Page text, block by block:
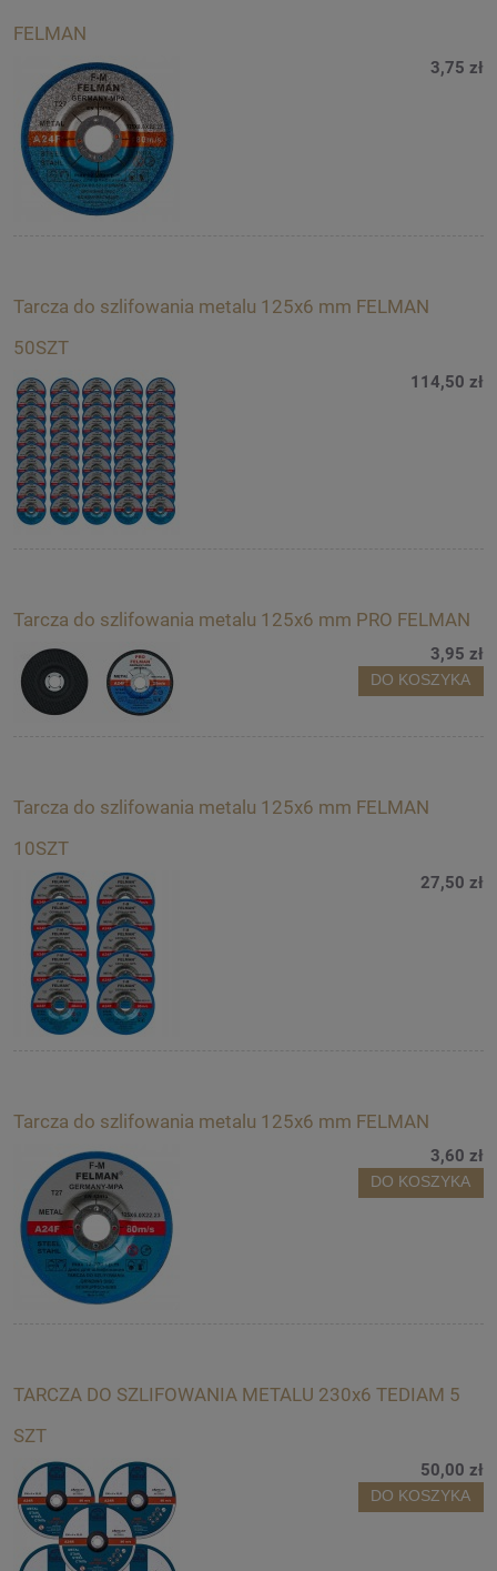
FELMAN
3,75 zł
Tarcza do szlifowania metalu 125x6 mm FELMAN
50SZT
114,50 zł
Tarcza do szlifowania metalu 125x6 mm PRO FELMAN
3,95 zł
DO KOSZYKA
Tarcza do szlifowania metalu 125x6 mm FELMAN
10SZT
27,50 zł
Tarcza do szlifowania metalu 125x6 mm FELMAN
3,60 zł
DO KOSZYKA
TARCZA DO SZLIFOWANIA METALU 230x6 TEDIAM 5
SZT
50,00 zł
DO KOSZYKA